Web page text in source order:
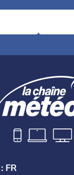
FR